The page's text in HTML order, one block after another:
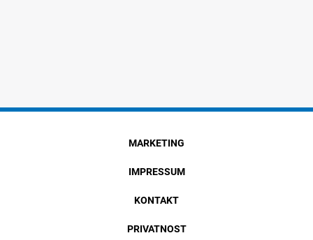
MARKETING
IMPRESSUM
KONTAKT
PRIVATNOST